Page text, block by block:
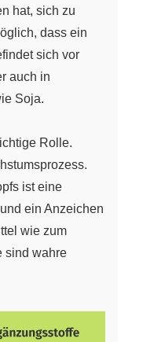
hat, sich zu
dass ein
sich vor
auch in
Soja.
Rolle.
ist eine
ein Anzeichen
wie zum
sind wahre